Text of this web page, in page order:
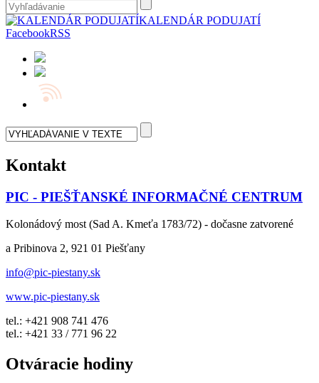
KALENDÁR PODUJATÍ
FacebookRSS
Kontakt
PIC - PIEŠŤANSKÉ INFORMAČNÉ CENTRUM
Kolonádový most (Sad A. Kmeťa 1783/72) - dočasne zatvorené
a Pribinova 2, 921 01 Piešťany
info@pic-piestany.sk
www.pic-piestany.sk
tel.: +421 908 741 476
tel.: +421 33 / 771 96 22
Otváracie hodiny